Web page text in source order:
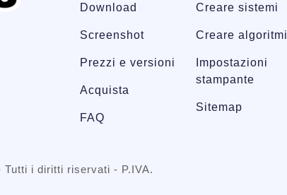
Download
Screenshot
Prezzi e versioni
Acquista
FAQ
Creare sistemi
Creare algoritmi
Impostazioni
stampante
Sitemap
Tutti i diritti riservati - P.IVA.